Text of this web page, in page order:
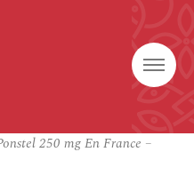
250 mg En France –